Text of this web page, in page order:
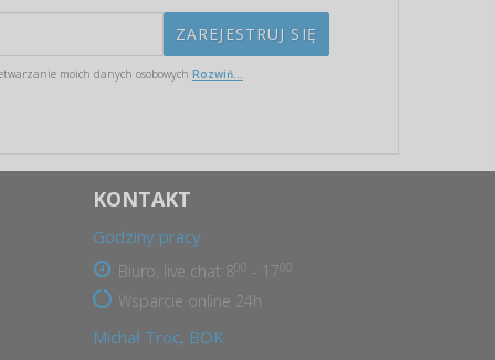
moich danych osobowych Rozwiń...
KONTAKT
Godziny pracy
Biuro, live chat 8 - 17
Wsparcie online 24h
Michał Troc, BOK